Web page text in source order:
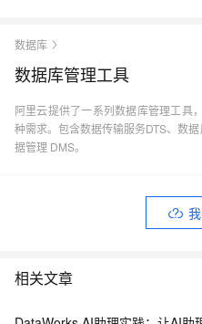
数据库
数据库管理工具
阿里云提供了一系列数据库管理工具
种需求。包含数据传输服务DTS、数
据管理 DMS。
相关文章